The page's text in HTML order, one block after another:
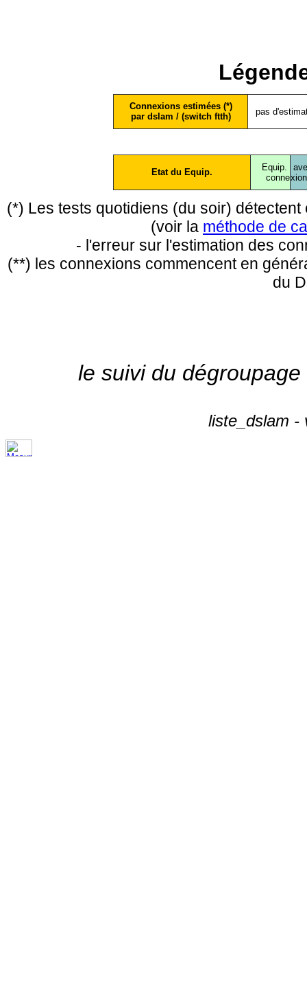
Connexions estimées (*)
par dslam / (switch ftth)
pas
Etat du Equip.
Equip.
conne
(*) Les tests quotidiens (du soir)
(voir la méthode de
- l'erreur sur l'estimation des
(**) les connexions commencent en
du
le suivi du
liste_dslam -